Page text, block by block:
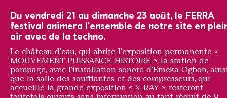
Du vendredi 21 au dimanche 23 août, le FERRA
festival animera l'ensemble de notre site en
air avec de la techno.
Le château d'eau, qui abrite l'exposition permanente «
MOUVEMENT PUISSANCE HISTOIRE », la station de
pompage, avec l'installation sonore d'Emeka Ogboh,
que la salle des soufflantes et des compresseurs, qui
accueille la grande exposition « X-RAY », resteront